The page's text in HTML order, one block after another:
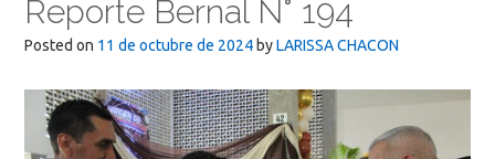
Reporte Bernal N° 194
Posted on 11 de octubre de 2024 byLARISSA CHACON